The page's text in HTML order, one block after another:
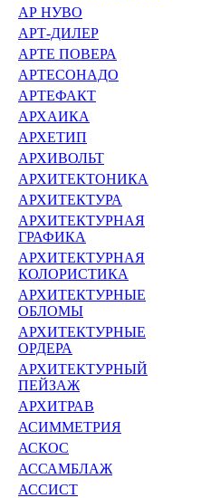
АР НУВО
АРТ-ДИЛЕР
АРТЕ ПОВЕРА
АРТЕСОНАДО
АРТЕФАКТ
АРХАИКА
АРХЕТИП
АРХИВОЛЬТ
АРХИТЕКТОНИКА
АРХИТЕКТУРА
АРХИТЕКТУРНАЯ
ГРАФИКА
АРХИТЕКТУРНАЯ
КОЛОРИСТИКА
АРХИТЕКТУРНЫЕ
ОБЛОМЫ
АРХИТЕКТУРНЫЕ
ОРДЕРА
АРХИТЕКТУРНЫЙ
ПЕЙЗАЖ
АРХИТРАВ
АСИММЕТРИЯ
АСКОС
АССАМБЛАЖ
АССИСТ